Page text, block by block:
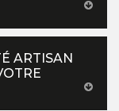
ARTISAN